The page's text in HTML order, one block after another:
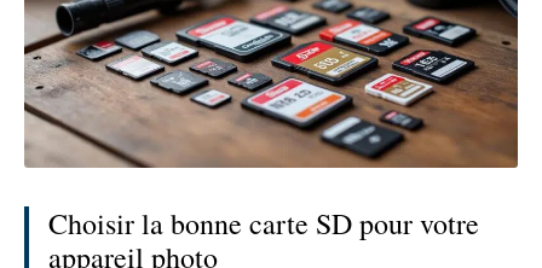
Choisir la bonne carte SD pour votre
appareil photo